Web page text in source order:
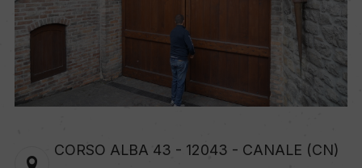
CORSO ALBA 43 - 12043 - CANALE (CN)